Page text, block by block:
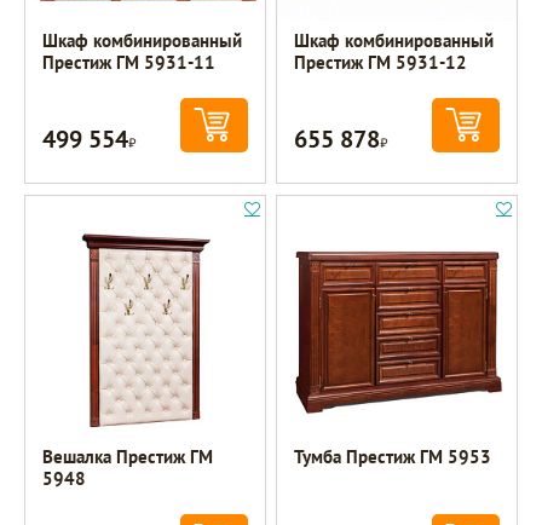
Шкаф комбинированный
Престиж ГМ 5931-11
499 554Р
Шкаф комбинированный
Престиж ГМ 5931-12
655 878Р
Вешалка Престиж ГМ
5948
Тумба Престиж ГМ 5953